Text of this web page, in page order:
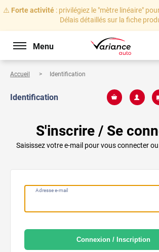
⚠️ Forte activité: privilégiez le "mètre linéaire"
Délais détaillés sur la fiche
Menu
Accueil Identification
Identification
S'inscrire / Se
Saisissez votre e-mail pour vous connecter
Adresse e-mail
Connexion / Inscription